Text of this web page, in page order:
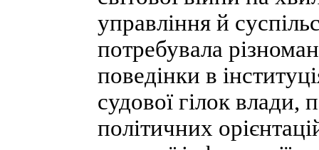
управління й
потребувала
поведінки в
судової гілок влади,
політичних